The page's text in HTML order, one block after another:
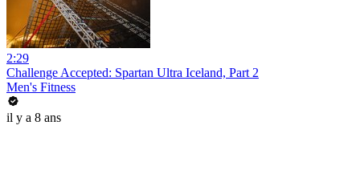
2:29
Challenge Accepted: Spartan Ultra Iceland, Part 2
Men's Fitness
il y a 8 ans